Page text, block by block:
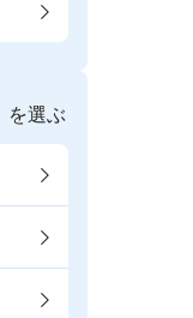
を選ぶ